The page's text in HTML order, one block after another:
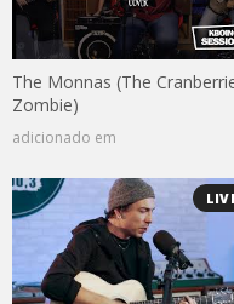
The Monnas (The
Zombie)
adicionado em